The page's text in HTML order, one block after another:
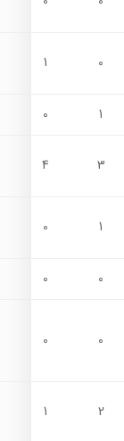
0
1
1
0
3
4
1
0
0
0
0
0
2
1